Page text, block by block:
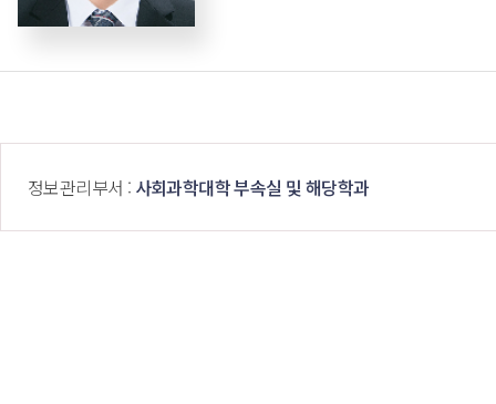
정보관리부서 : 사회과학대학 부속실 및 해당학과